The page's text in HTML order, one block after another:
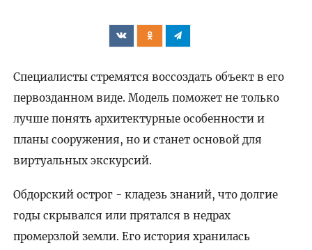
Специалисты стремятся воссоздать объект в его
первозданном виде. Модель поможет не только
лучше понять архитектурные особенности и
планы сооружения, но и станет основой для
виртуальных экскурсий.
Обдорский острог - кладезь знаний, что долгие
годы скрывался или прятался в недрах
промерзлой земли. Его история хранилась